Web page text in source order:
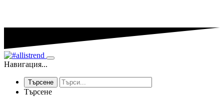
Навигация...
Търсене
Търсене